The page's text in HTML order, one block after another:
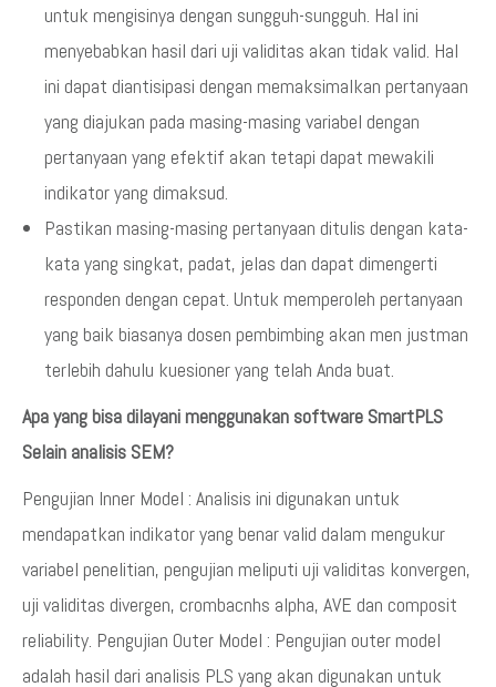
untuk mengisinya dengan sungguh-sungguh. Hal ini
menyebabkan hasil dari uji validitas akan tidak valid. Hal
ini dapat diantisipasi dengan memaksimalkan pertanyaan
yang diajukan pada masing-masing variabel dengan
pertanyaan yang efektif akan tetapi dapat mewakili
indikator yang dimaksud.
Pastikan masing-masing pertanyaan ditulis dengan kata-
kata yang singkat, padat, jelas dan dapat dimengerti
responden dengan cepat. Untuk memperoleh pertanyaan
yang baik biasanya dosen pembimbing akan men justman
terlebih dahulu kuesioner yang telah Anda buat.
Apa yang bisa dilayani menggunakan software SmartPLS
Selain analisis SEM?
Pengujian Inner Model : Analisis ini digunakan untuk
mendapatkan indikator yang benar valid dalam mengukur
variabel penelitian, pengujian meliputi uji validitas konvergen,
uji validitas divergen, crombacnhs alpha, AVE dan composit
reliability. Pengujian Outer Model : Pengujian outer model
adalah hasil dari analisis PLS yang akan digunakan untuk